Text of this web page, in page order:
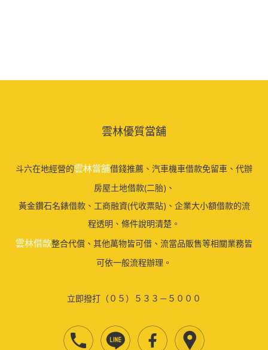
雲林優質當舖
斗六在地經營的雲林當舖借錢推薦、汽車機車借款免留車、代辦
房屋土地借款(二胎)、
黃金鑽石名錶借款、工商融資(代收票貼)、企業大小額借款的流
程透明、條件說明清楚。
雲林借款整合代償、其他萬物皆可借、流當品販售等相關業務皆
可依一般流程辦理。
立即撥打（０５）５３３－５０００